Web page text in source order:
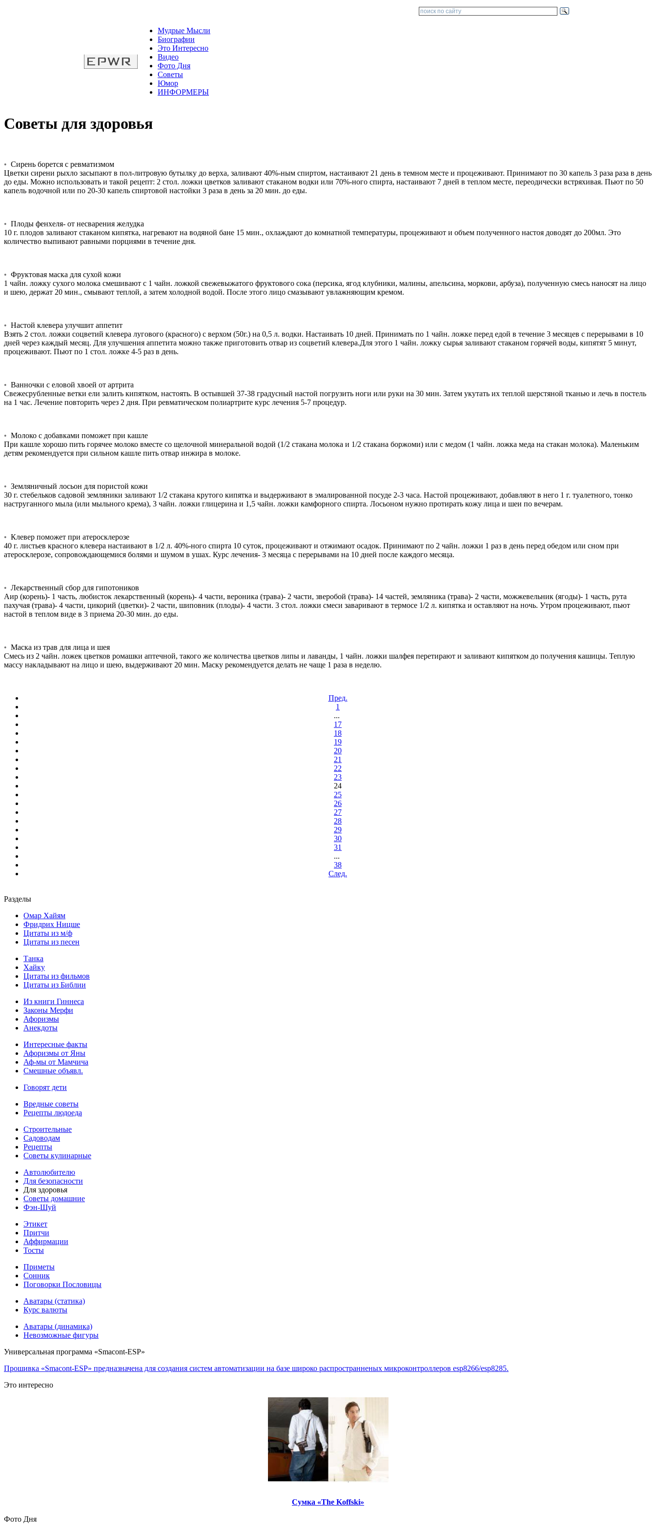
Мудрые Мысли
Биографии
Это Интересно
Видео
Фото Дня
Советы
Юмор
ИНФОРМЕРЫ
Советы для здоровья
• Сирень борется с ревматизмом
Цветки сирени рыхло засыпают в пол-литровую бутылку до верха, заливают 40%-ным спиртом, настаивают 21 день в темном месте и процеживают. Принимают по 30 капель 3 раза раза в день
до еды. Можно использовать и такой рецепт: 2 стол. ложки цветков заливают стаканом водки или 70%-ного спирта, настаивают 7 дней в теплом месте, переодически встряхивая. Пьют по 50
капель водочной или по 20-30 капель спиртовой настойки 3 раза в день за 20 мин. до еды.
• Плоды фенхеля- от несварения желудка
10 г. плодов заливают стаканом кипятка, нагревают на водяной бане 15 мин., охлаждают до комнатной температуры, процеживают и объем полученного настоя доводят до 200мл. Это
количество выпивают равными порциями в течение дня.
• Фруктовая маска для сухой кожи
1 чайн. ложку сухого молока смешивают с 1 чайн. ложкой свежевыжатого фруктового сока (персика, ягод клубники, малины, апельсина, моркови, арбуза), полученную смесь наносят на лицо
и шею, держат 20 мин., смывают теплой, а затем холодной водой. После этого лицо смазывают увлажняющим кремом.
• Настой клевера улучшит аппетит
Взять 2 стол. ложки соцветий клевера лугового (красного) с верхом (50г.) на 0,5 л. водки. Настаивать 10 дней. Принимать по 1 чайн. ложке перед едой в течение 3 месяцев с перерывами в 10
дней через каждый месяц. Для улучшения аппетита можно также приготовить отвар из соцветий клевера.Для этого 1 чайн. ложку сырья заливают стаканом горячей воды, кипятят 5 минут,
процеживают. Пьют по 1 стол. ложке 4-5 раз в день.
• Ванночки с еловой хвоей от артрита
Свежесрубленные ветки ели залить кипятком, настоять. В остывшей 37-38 градусный настой погрузить ноги или руки на 30 мин. Затем укутать их теплой шерстяной тканью и лечь в постель
на 1 час. Лечение повторить через 2 дня. При ревматическом полиартрите курс лечения 5-7 процедур.
• Молоко с добавками поможет при кашле
При кашле хорошо пить горячее молоко вместе со щелочной минеральной водой (1/2 стакана молока и 1/2 стакана боржоми) или с медом (1 чайн. ложка меда на стакан молока). Маленьким
детям рекомендуется при сильном кашле пить отвар инжира в молоке.
• Земляничный лосьон для пористой кожи
30 г. стебельков садовой земляники заливают 1/2 стакана крутого кипятка и выдерживают в эмалированной посуде 2-3 часа. Настой процеживают, добавляют в него 1 г. туалетного, тонко
наструганного мыла (или мыльного крема), 3 чайн. ложки глицерина и 1,5 чайн. ложки камфорного спирта. Лосьоном нужно протирать кожу лица и шеи по вечерам.
• Клевер поможет при атеросклерозе
40 г. листьев красного клевера настаивают в 1/2 л. 40%-ного спирта 10 суток, процеживают и отжимают осадок. Принимают по 2 чайн. ложки 1 раз в день перед обедом или сном при
атеросклерозе, сопровождающемися болями и шумом в ушах. Курс лечения- 3 месяца с перерывами на 10 дней после каждого месяца.
• Лекарственный сбор для гипотоников
Аир (корень)- 1 часть, любисток лекарственный (корень)- 4 части, вероника (трава)- 2 части, зверобой (трава)- 14 частей, земляника (трава)- 2 части, можжевельник (ягоды)- 1 часть, рута
пахучая (трава)- 4 части, цикорий (цветки)- 2 части, шиповник (плоды)- 4 части. 3 стол. ложки смеси заваривают в термосе 1/2 л. кипятка и оставляют на ночь. Утром процеживают, пьют
настой в теплом виде в 3 приема 20-30 мин. до еды.
• Маска из трав для лица и шея
Смесь из 2 чайн. ложек цветков ромашки аптечной, такого же количества цветков липы и лаванды, 1 чайн. ложки шалфея перетирают и заливают кипятком до получения кашицы. Теплую
массу накладывают на лицо и шею, выдерживают 20 мин. Маску рекомендуется делать не чаще 1 раза в неделю.
Пред.
1
...
17
18
19
20
21
22
23
24
25
26
27
28
29
30
31
...
38
Cлед.
Разделы
Омар Хайям
Фридрих Ницше
Цитаты из м/ф
Цитаты из песен
Танка
Хайку
Цитаты из фильмов
Цитаты из Библии
Из книги Гиннеса
Законы Мерфи
Афоризмы
Анекдоты
Интересные факты
Афоризмы от Яны
Аф-мы от Мамчича
Смешные объявл.
Говорят дети
Вредные советы
Рецепты людоеда
Строительные
Садоводам
Рецепты
Советы кулинарные
Автолюбителю
Для безопасности
Для здоровья
Советы домашние
Фэн-Шуй
Этикет
Притчи
Аффирмации
Тосты
Приметы
Сонник
Поговорки Пословицы
Аватары (статика)
Курс валюты
Аватары (динамика)
Невозможные фигуры
Универсальная программа «Smacont-ESP»
Прошивка «Smacont-ESP» предназначена для создания систем автоматизации на базе широко распространненых микроконтроллеров esp8266/esp8285.
Это интересно
Сумка «The Koffski»
Фото Дня